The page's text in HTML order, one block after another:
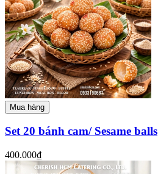
Mua hàng
Set 20 bánh cam/ Sesame balls
400.000₫